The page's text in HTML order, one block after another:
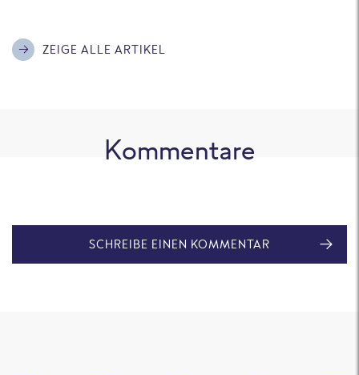
ZEIGE ALLE ARTIKEL
Kommentare
SCHREIBE EINEN KOMMENTAR